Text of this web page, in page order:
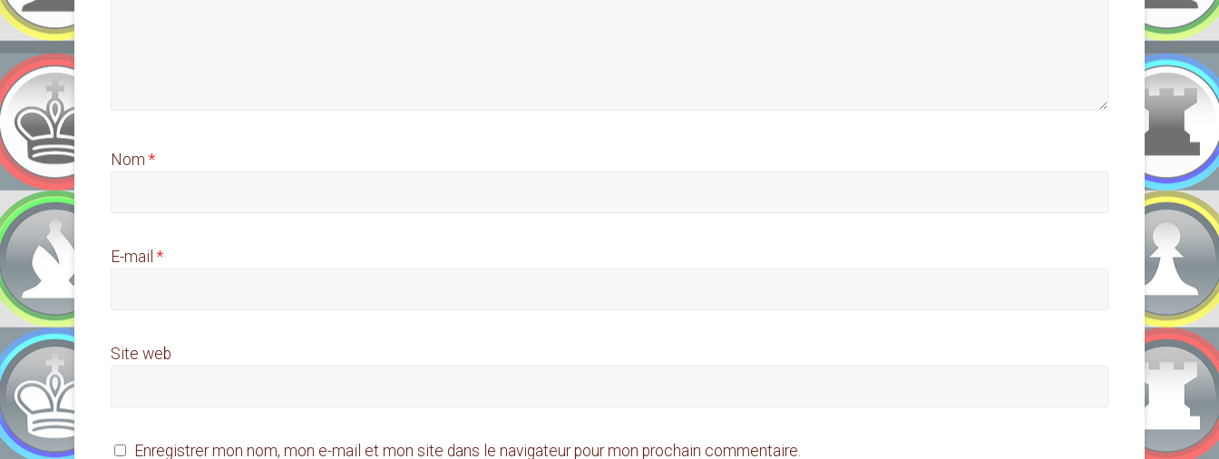
Nom *
E-mail *
Site web
Enregistrer mon nom, mon e-mail et mon site dans le navigateur pour mon prochain commentaire.